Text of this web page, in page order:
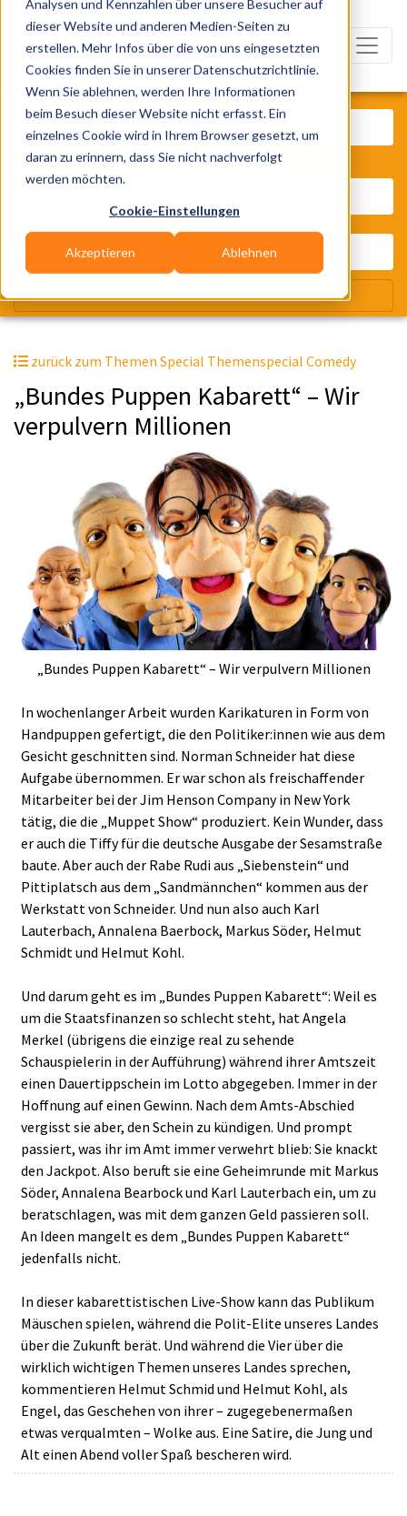
Analysen und Kennzahlen über unsere Besucher auf
dieser Website und anderen Medien-Seiten zu
erstellen. Mehr Infos über die von uns eingesetzten
Cookies finden Sie in unserer Datenschutzrichtlinie.
Wenn Sie ablehnen, werden Ihre Informationen
beim Besuch dieser Website nicht erfasst. Ein
einzelnes Cookie wird in Ihrem Browser gesetzt, um
daran zu erinnern, dass Sie nicht nachverfolgt
werden möchten.
Cookie-Einstellungen
Akzeptieren Ablehnen
zurück zum Themen Special Themenspecial Comedy
„Bundes Puppen Kabarett“ – Wir
verpulvern Millionen
„Bundes Puppen Kabarett“ – Wir verpulvern Millionen
In wochenlanger Arbeit wurden Karikaturen in Form von
Handpuppen gefertigt, die den Politiker:innen wie aus dem
Gesicht geschnitten sind. Norman Schneider hat diese
Aufgabe übernommen. Er war schon als freischaffender
Mitarbeiter bei der Jim Henson Company in New York
tätig, die die „Muppet Show“ produziert. Kein Wunder, dass
er auch die Tiffy für die deutsche Ausgabe der Sesamstraße
baute. Aber auch der Rabe Rudi aus „Siebenstein“ und
Pittiplatsch aus dem „Sandmännchen“ kommen aus der
Werkstatt von Schneider. Und nun also auch Karl
Lauterbach, Annalena Baerbock, Markus Söder, Helmut
Schmidt und Helmut Kohl.
Und darum geht es im „Bundes Puppen Kabarett“: Weil es
um die Staatsfinanzen so schlecht steht, hat Angela
Merkel (übrigens die einzige real zu sehende
Schauspielerin in der Aufführung) während ihrer Amtszeit
einen Dauertippschein im Lotto abgegeben. Immer in der
Hoffnung auf einen Gewinn. Nach dem Amts-Abschied
vergisst sie aber, den Schein zu kündigen. Und prompt
passiert, was ihr im Amt immer verwehrt blieb: Sie knackt
den Jackpot. Also beruft sie eine Geheimrunde mit Markus
Söder, Annalena Bearbock und Karl Lauterbach ein, um zu
beratschlagen, was mit dem ganzen Geld passieren soll.
An Ideen mangelt es dem „Bundes Puppen Kabarett“
jedenfalls nicht.
In dieser kabarettistischen Live-Show kann das Publikum
Mäuschen spielen, während die Polit-Elite unseres Landes
über die Zukunft berät. Und während die Vier über die
wirklich wichtigen Themen unseres Landes sprechen,
kommentieren Helmut Schmid und Helmut Kohl, als
Engel, das Geschehen von ihrer – zugegebenermaßen
etwas verqualmten – Wolke aus. Eine Satire, die Jung und
Alt einen Abend voller Spaß bescheren wird.
Was? Künstler, Zelte, Bands,
Wir suchen für Dich